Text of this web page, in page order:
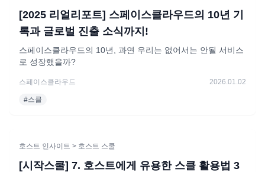
[2025 리얼리포트] 스페이스클라우드의 10년 기
록과 글로벌 진출 소식까지!
스페이스클라우드의 10년, 과연 우리는 없어서는 안될 서비스
로 성장했을까?
스페이스클라우드 2026.01.02
#스클
호스트 인사이트 > 호스트 스쿨
[시작스쿨] 7. 호스트에게 유용한 스클 활용법 3